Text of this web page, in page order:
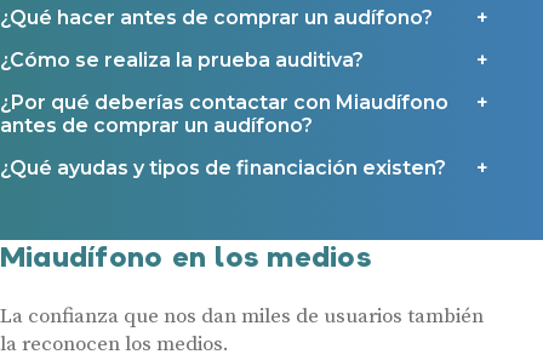
¿Qué hacer antes de comprar un audífono?
¿Cómo se realiza la prueba auditiva?
¿Por qué deberías contactar con Miaudífono
antes de comprar un audífono?
¿Qué ayudas y tipos de financiación existen?
Miaudífono en los medios
La confianza que nos dan miles de usuarios también
la reconocen los medios.